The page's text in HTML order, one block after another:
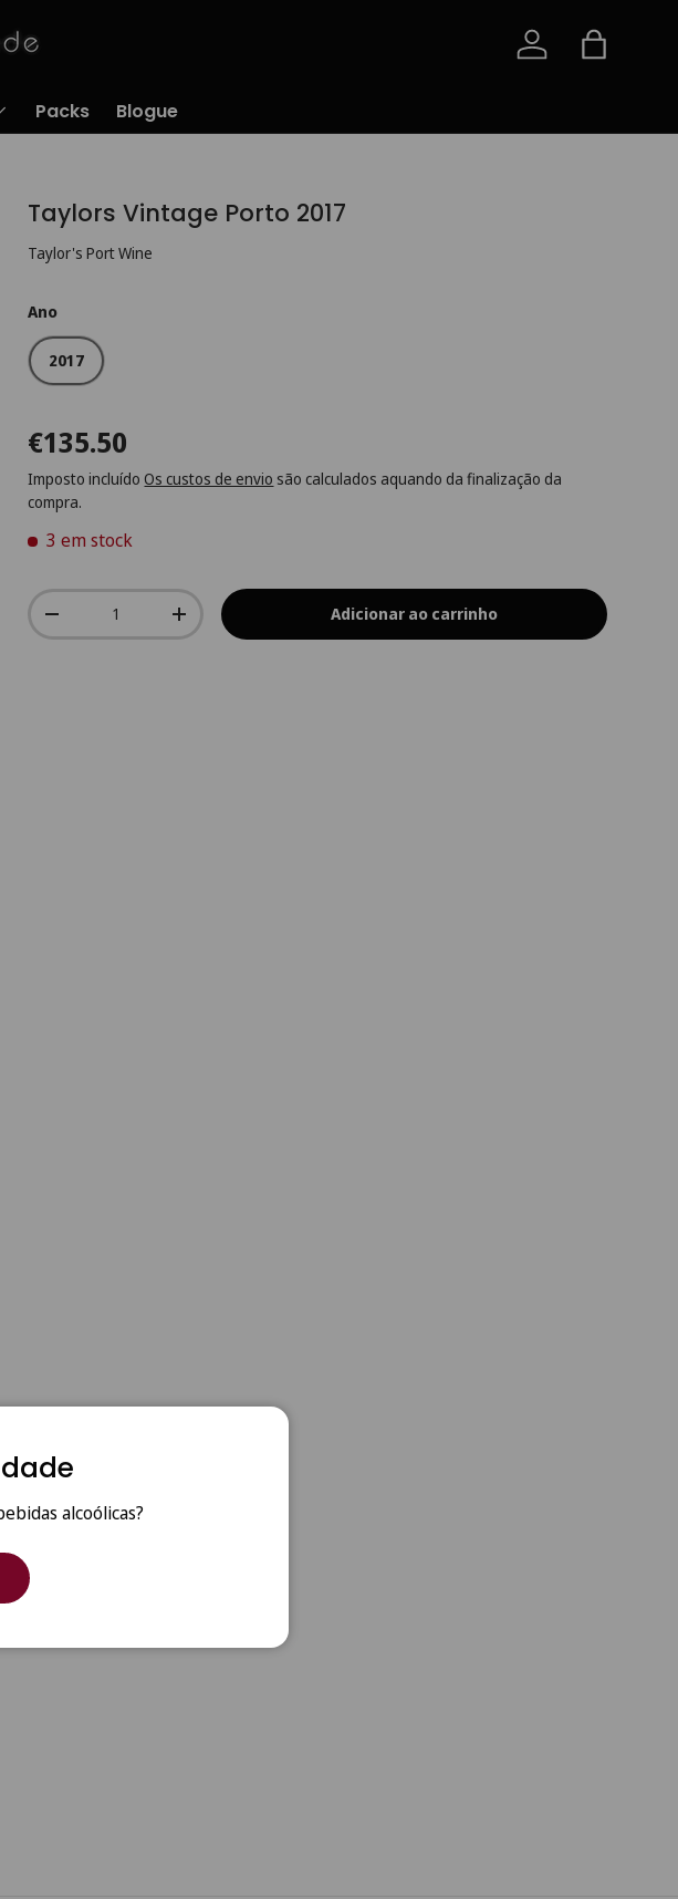
Iniciar sessão
Saco
Packs Blogue
Taylors Vintage Porto 2017
Taylor's Port Wine
Ano
2017
€135.50
Imposto incluído Os custos de envio são calculados aquando da finalização da
compra.
3 em stock
Qtd.
-
+ Adicionar ao carrinho
alcoólicas?